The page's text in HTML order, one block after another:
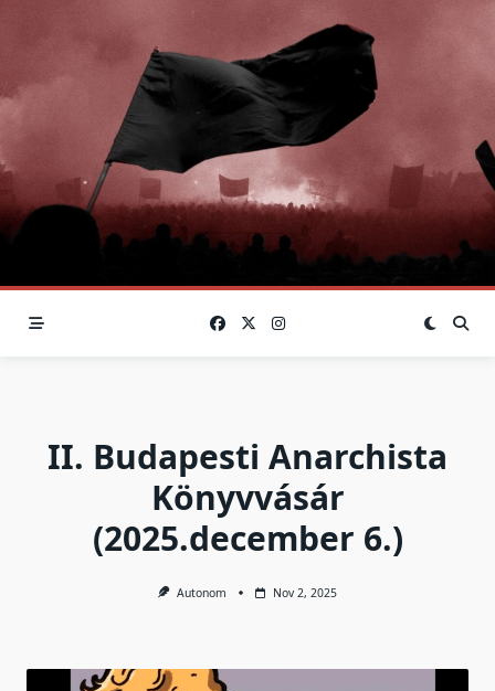
II. Budapesti Anarchista
Könyvvásár
(2025.december 6.)
Autonom Nov 2, 2025